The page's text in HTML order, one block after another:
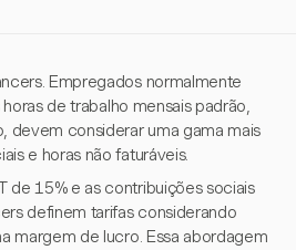
Empregados normalmente
de trabalho mensais padrão,
devem considerar uma gama mais
e horas não faturáveis.
de 15% e as contribuições sociais
definem tarifas considerando
margem de lucro. Essa abordagem